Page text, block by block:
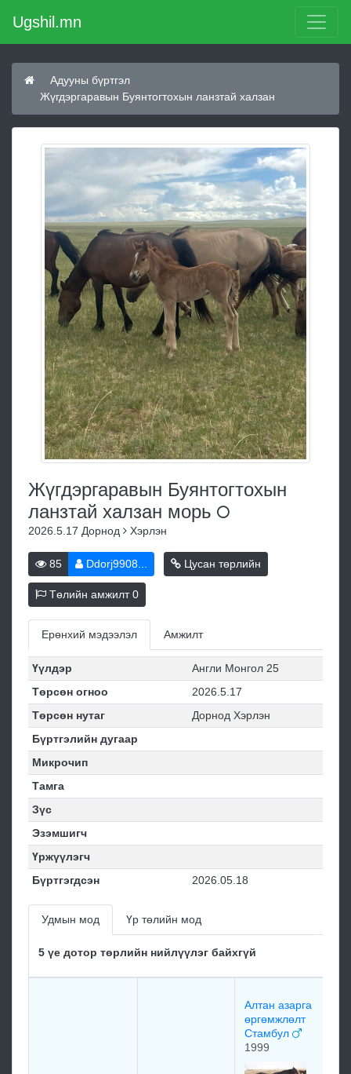
Ugshil.mn
Адууны бүртгэл
Жүгдэргаравын Буянтогтохын ланзтай халзан
Жүгдэргаравын Буянтогтохын
ланзтай халзан морь
2026.5.17 Дорнод Хэрлэн
85 Ddorj9908... Цусан төрлийн
Төлийн амжилт0
Ерөнхий мэдээлэл Амжилт
Үүлдэр
Англи Монгол 25
Төрсөн огноо
2026.5.17
Төрсөн нутаг
Дорнод Хэрлэн
Бүртгэлийн дугаар
Микрочип
Тамга
Зүс
Эзэмшигч
Үржүүлэгч
Бүртгэгдсэн
2026.05.18
Удмын мод Үр төлийн мод
5 үе дотор төрлийн нийлүүлэг байхгүй
Алтан азарга
өргөмжлөлт
Стамбул
1999